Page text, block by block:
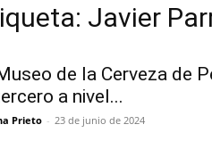
Javier
de la Cerveza de
a nivel...
Prieto - 23 de junio de 2024